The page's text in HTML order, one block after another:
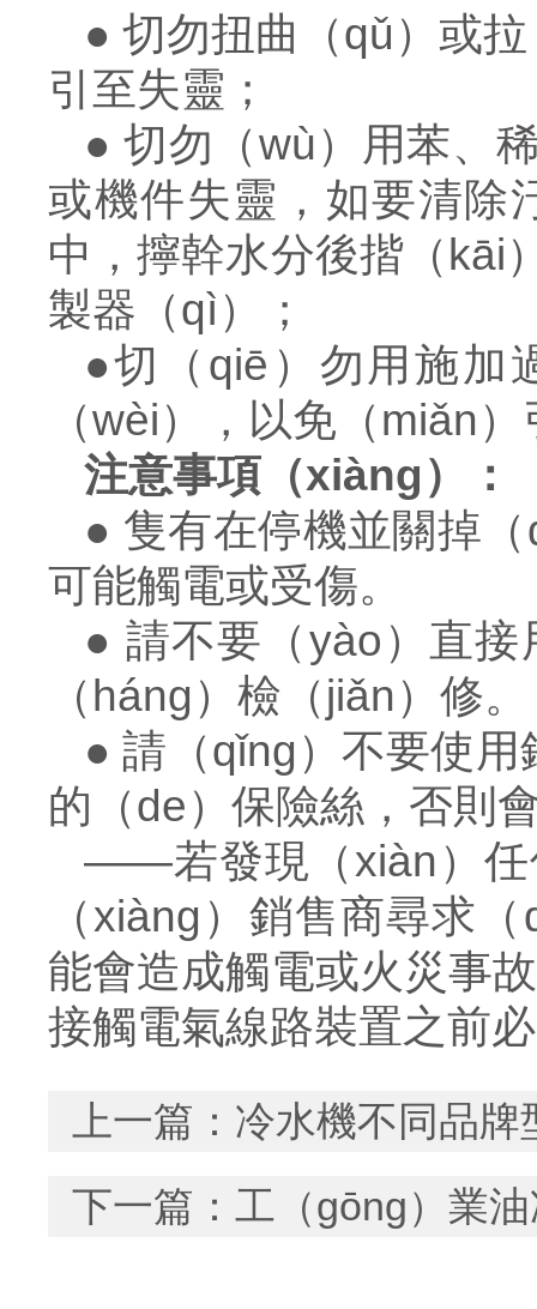
● 切勿扭曲（qǔ）或
引至失靈；
●切勿（wù）用苯、
或機件失靈，如要清除
中，擰幹水分後揩（kāi
製器（qì）；
●切（qiē）勿用施加
（wèi），以免（miǎn
注意事項（xiàng）：
● 隻有在停機並關掉
可能觸電或受傷。
● 請不要（yào）直
（háng）檢（jiǎn）修。
● 請（qǐng）不要使用
的（de）保險絲，否則
——若發現（xiàn）
（xiàng）銷售商尋求
能會造成觸電或火災事
接觸電氣線路裝置之前
上一篇： 冷水機不同品牌
下一篇： 工（gōng）業